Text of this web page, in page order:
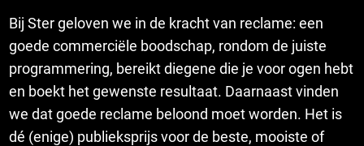
Bij Ster geloven we in de kracht van reclame: een
goede commerciële boodschap, rondom de juiste
programmering, bereikt diegene die je voor ogen hebt
en boekt het gewenste resultaat. Daarnaast vinden
we dat goede reclame beloond moet worden. Het is
dé (enige) publieksprijs voor de beste, mooiste of